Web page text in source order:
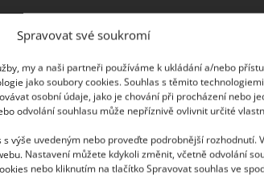
Spravovat své soukromí
my a naši partneři používáme k ukládání a/nebo
jako soubory cookies. Souhlas s těmito
osobní údaje, jako je chování při procházení nebo
odvolání souhlasu může nepříznivě ovlivnit určité
výše uvedeným nebo proveďte podrobnější rozhodnutí.
Nastavení můžete kdykoli změnit, včetně odvolání
nebo kliknutím na tlačítko Spravovat souhlas ve
původních typických
pohodlné bydlení, které
uchoval své typické
stará okna za taková,